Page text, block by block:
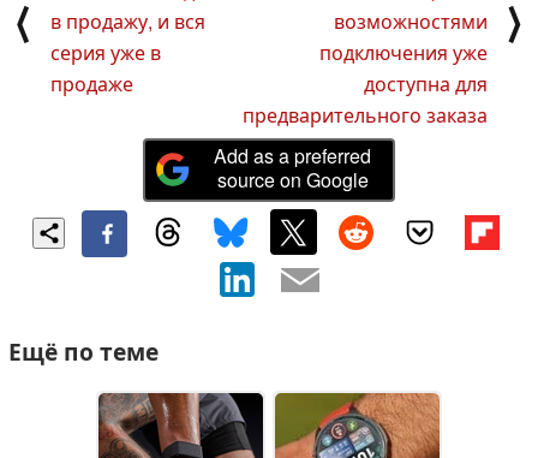
⟨
в продажу, и вся
серия уже в
продаже
возможностями
подключения уже
доступна для
предварительного заказа
⟩
Add as a preferred
source on Google
Ещё по теме